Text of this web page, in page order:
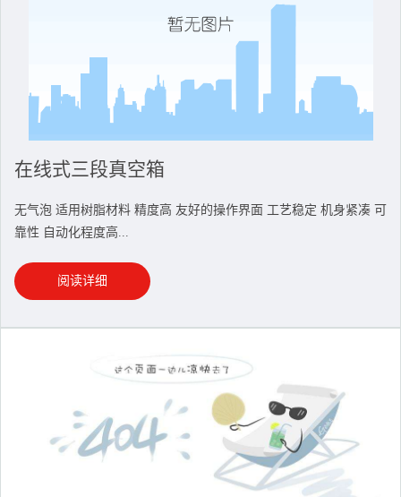
在线式三段真空箱
无气泡 适用树脂材料 精度高 友好的操作界面 工艺稳定 机身紧凑 可
靠性 自动化程度高...
阅读详细